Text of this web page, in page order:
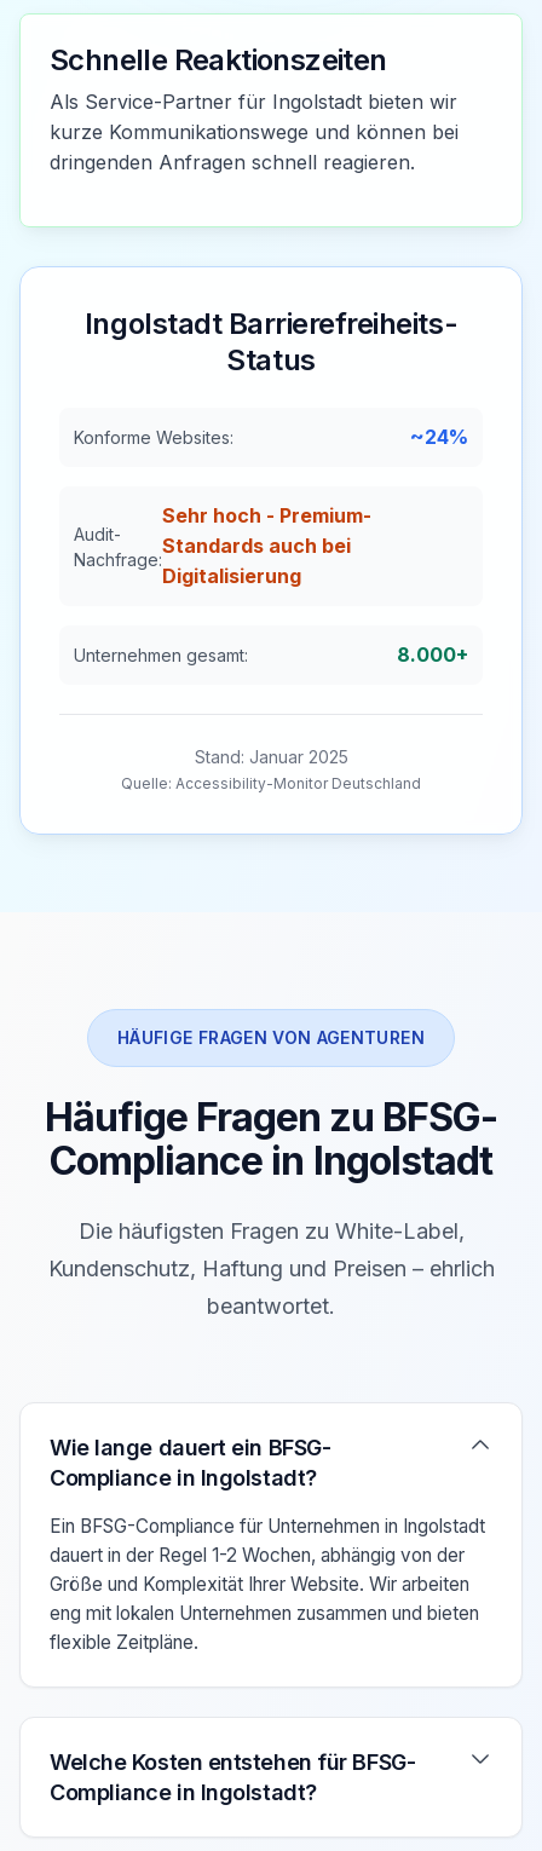
Schnelle Reaktionszeiten
Als Service-Partner für Ingolstadt bieten wir
kurze Kommunikationswege und können bei
dringenden Anfragen schnell reagieren.
IngolstadtBarrierefreiheits-
Status
Konforme Websites: ~24%
Audit-
Nachfrage:
Sehr hoch - Premium-
Standards auch bei
Digitalisierung
Unternehmen gesamt: 8.000+
Stand: Januar 2025
Quelle: Accessibility-Monitor Deutschland
HÄUFIGE FRAGEN VON AGENTUREN
Häufige Fragen zu BFSG-
Compliance in Ingolstadt
Die häufigsten Fragen zu White-Label,
Kundenschutz, Haftung und Preisen – ehrlich
beantwortet.
Verwenden Sie die Pfeiltasten Auf/Ab um zwischen
Wie lange dauert ein BFSG-
Compliance in Ingolstadt?
Ein BFSG-Compliance für Unternehmen in Ingolstadt
dauert in der Regel 1-2 Wochen, abhängig von der
Größe und Komplexität Ihrer Website. Wir arbeiten
eng mit lokalen Unternehmen zusammen und bieten
flexible Zeitpläne.
Welche Kosten entstehen für BFSG-
Compliance in Ingolstadt?